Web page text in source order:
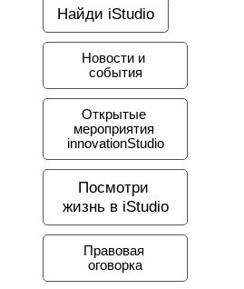
Найди iStudio
Новости и
события
Открытые
мероприятия
innovationStudio
Посмотри
жизнь в iStudio
Правовая
оговорка